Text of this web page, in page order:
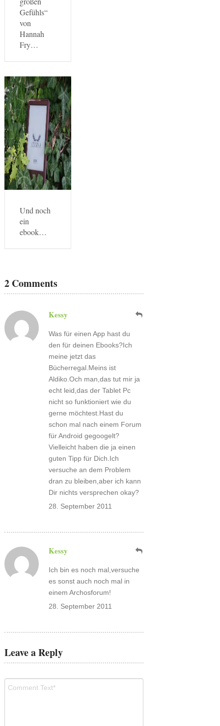
Gefühls“
von
Hannah
Fry…
Und noch
ein
ebook…
2 Comments
Kessy
Was für einen App hast du
den für deinen Ebooks?Ich
meine jetzt das
Bücherregal.Meins ist
Aldiko.Och man,das tut mir ja
echt leid,das der Tablet Pc
nicht so funktioniert wie du
gerne möchtest.Hast du
schon mal nach einem Forum
für Android gegoogelt?
Vielleicht haben die ja einen
guten Tipp für Dich.Ich
versuche an dem Problem
dran zu bleiben,aber ich kann
Dir nichts versprechen okay?
28. September 2011
Kessy
Ich bin es noch mal,versuche
es sonst auch noch mal in
einem Archosforum!
28. September 2011
Leave a Reply